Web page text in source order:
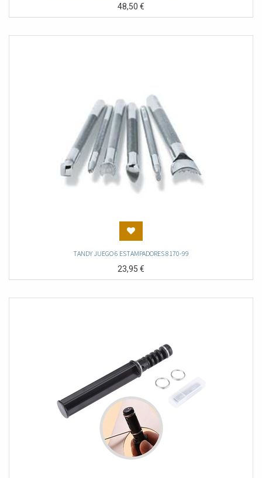
48,50€
TANDY JUEGO 6 ESTAMPADORES 8170-99
23,95€